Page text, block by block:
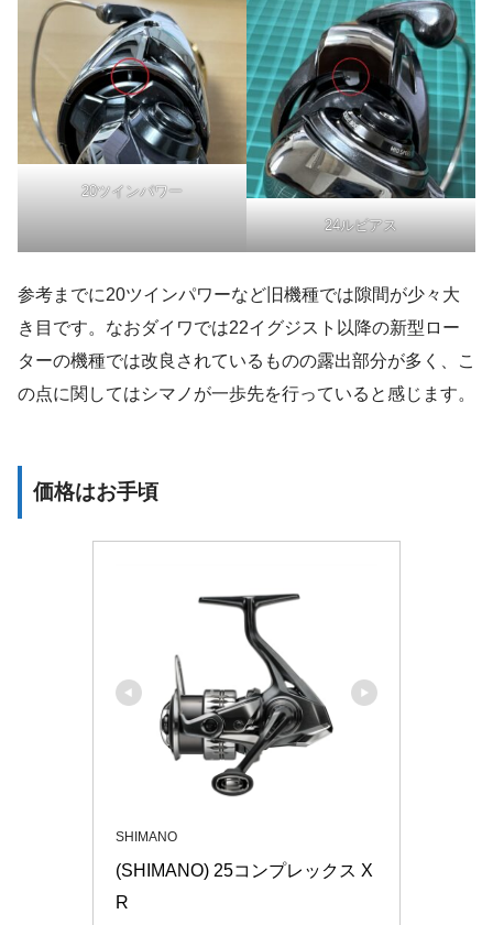
20ツインパワー
24ルビアス
参考までに20ツインパワーなど旧機種では隙間が少々大
き目です。なおダイワでは22イグジスト以降の新型ロー
ターの機種では改良されているものの露出部分が多く、こ
の点に関してはシマノが一歩先を行っていると感じます。
価格はお手頃
SHIMANO
(SHIMANO) 25コンプレックス X
R